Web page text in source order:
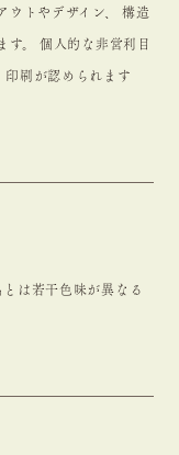
ウトやデザイン、 構造
す。 個人的な非営利目
印刷が認められます
は若干色味が異なる